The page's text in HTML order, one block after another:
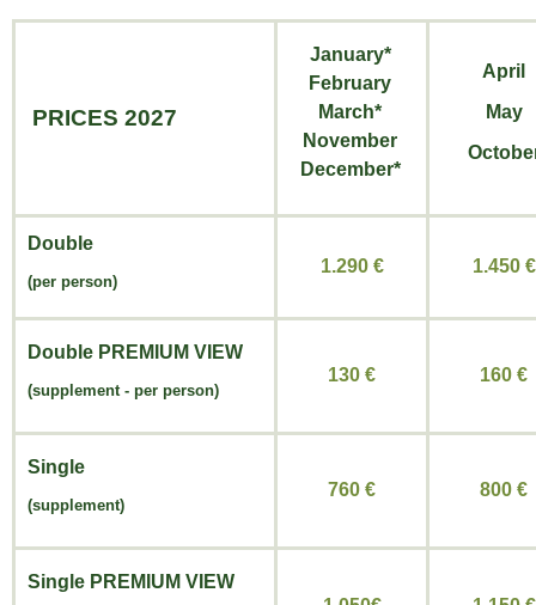
PRICES 2027
January*
February
March*
November
December*
April
May
Double
(per person)
1.290 € 1.450 €
Double PREMIUM VIEW
(supplement - per person)
130 € 160 €
Single
(supplement)
760 € 800 €
Single PREMIUM VIEW